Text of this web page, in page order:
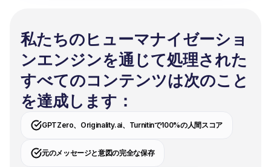
私たちのヒューマナイゼーショ
ンエンジンを通じて処理された
すべてのコンテンツは次のこと
を達成します：
GPTZero、Originality.ai、Turnitinで100%の人間スコア
元のメッセージと意図の完全な保存